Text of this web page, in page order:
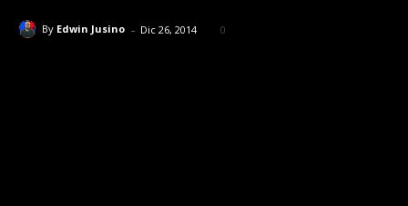
By Edwin Jusino - Dic 26, 2014 0